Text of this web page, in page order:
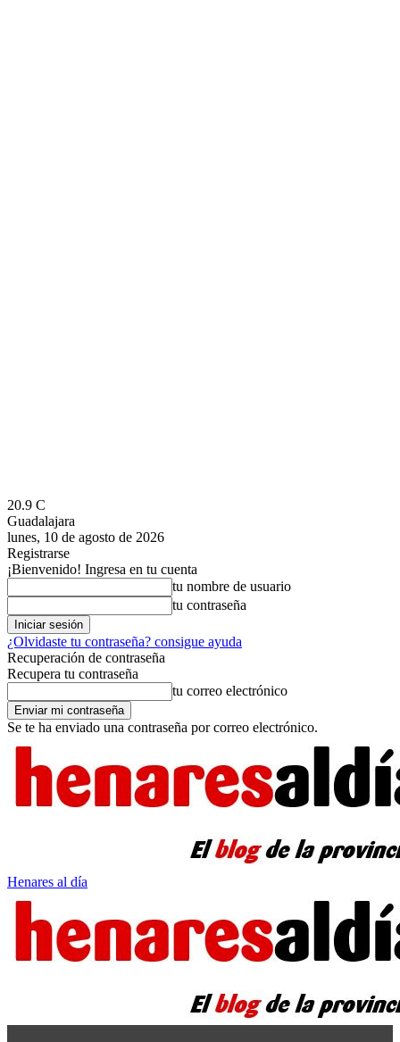
20.9 C
Guadalajara
lunes, 10 de agosto de 2026
Registrarse
¡Bienvenido! Ingresa en tu cuenta
tu nombre de usuario
tu contraseña
¿Olvidaste tu contraseña? consigue ayuda
Recuperación de contraseña
Recupera tu contraseña
tu correo electrónico
Se te ha enviado una contraseña por correo electrónico.
Henares al día